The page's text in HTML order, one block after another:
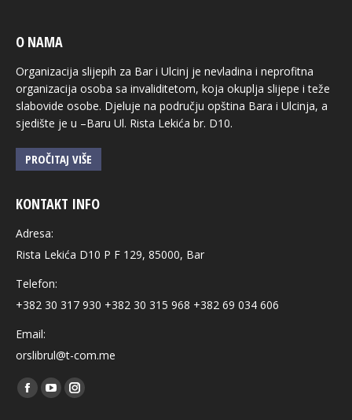
O NAMA
Organizacija slijepih za Bar i Ulcinj je nevladina i neprofitna
organizacija osoba sa invaliditetom, koja okuplja slijepe i teže
slabovide osobe. Djeluje na području opština Bara i Ulcinja, a
sjedište je u –Baru Ul. Rista Lekića br. D10.
PROČITAJ VIŠE
KONTAKT INFO
Adresa:
Rista Lekića D10 P F 129, 85000, Bar
Telefon:
+382 30 317 930 +382 30 315 968 +382 69 034 606
Email:
orslibrul@t-com.me
Find us on:
Facebook
YouTubeInstagram